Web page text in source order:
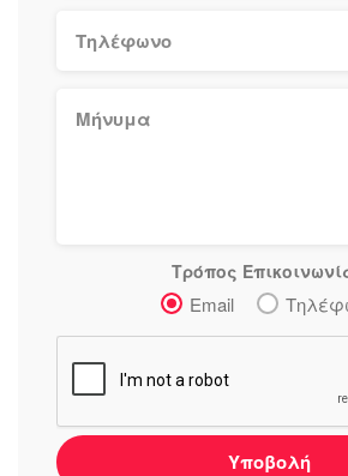
Τρόπος
Email
Υποβολή